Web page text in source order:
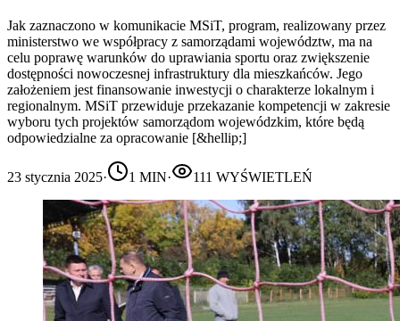
Jak zaznaczono w komunikacie MSiT, program, realizowany przez
ministerstwo we współpracy z samorządami województw, ma na
celu poprawę warunków do uprawiania sportu oraz zwiększenie
dostępności nowoczesnej infrastruktury dla mieszkańców. Jego
założeniem jest finansowanie inwestycji o charakterze lokalnym i
regionalnym. MSiT przewiduje przekazanie kompetencji w zakresie
wyboru tych projektów samorządom wojewódzkim, które będą
odpowiedzialne za opracowanie [&hellip;]
23 stycznia 2025· 1 MIN· 111 WYŚWIETLEŃ